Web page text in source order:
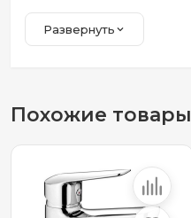
Развернуть
Похожие товары